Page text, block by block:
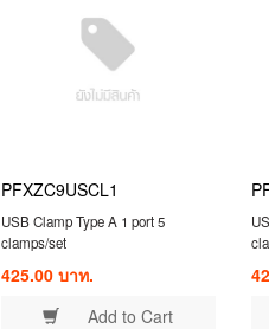
PFXZC9USCL1
USB Clamp Type A 1 port 5
clamps/set
425.00 บาท.
Add to Cart